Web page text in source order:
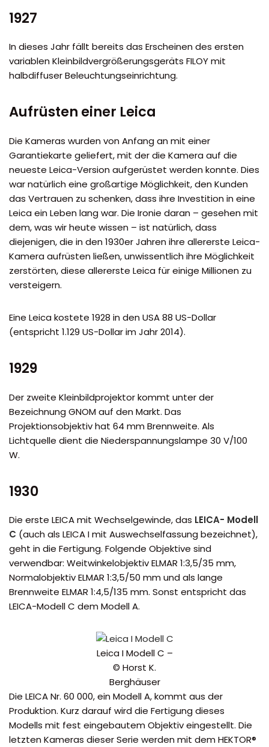
1927
In dieses Jahr fällt bereits das Erscheinen des ersten
variablen Kleinbildvergrößerungsgeräts FILOY mit
halbdiffuser Beleuchtungseinrichtung.
Aufrüsten einer Leica
Die Kameras wurden von Anfang an mit einer
Garantiekarte geliefert, mit der die Kamera auf die
neueste Leica-Version aufgerüstet werden konnte. Dies
war natürlich eine großartige Möglichkeit, den Kunden
das Vertrauen zu schenken, dass ihre Investition in eine
Leica ein Leben lang war. Die Ironie daran – gesehen mit
dem, was wir heute wissen – ist natürlich, dass
diejenigen, die in den 1930er Jahren ihre allererste Leica-
Kamera aufrüsten ließen, unwissentlich ihre Möglichkeit
zerstörten, diese allererste Leica für einige Millionen zu
versteigern.
Eine Leica kostete 1928 in den USA 88 US-Dollar
(entspricht 1.129 US-Dollar im Jahr 2014).
1929
Der zweite Kleinbildprojektor kommt unter der
Bezeichnung GNOM auf den Markt. Das
Projektionsobjektiv hat 64 mm Brennweite. Als
Lichtquelle dient die Niederspannungslampe 30 V/100
W.
1930
Die erste LEICA mit Wechselgewinde, das LEICA- Modell
C (auch als LEICA I mit Auswechselfassung bezeichnet),
geht in die Fertigung. Folgende Objektive sind
verwendbar: Weitwinkelobjektiv ELMAR 1:3,5/35 mm,
Normalobjektiv ELMAR 1:3,5/50 mm und als lange
Brennweite ELMAR 1:4,5/135 mm. Sonst entspricht das
LEICA-Modell C dem Modell A.
Leica I Modell C –
© Horst K.
Berghäuser
Die LEICA Nr. 60 000, ein Modell A, kommt aus der
Produktion. Kurz darauf wird die Fertigung dieses
Modells mit fest eingebautem Objektiv eingestellt. Die
letzten Kameras dieser Serie werden mit dem HEKTOR®